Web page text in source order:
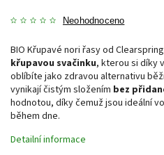
Neohodnoceno
BIO Křupavé nori řasy od
křupavou svačinku, kterou si díky
oblíbíte jako zdravou alternativu
vynikají čistým složením bez
hodnotou, díky čemuž jsou ideální
během dne.
Detailní informace